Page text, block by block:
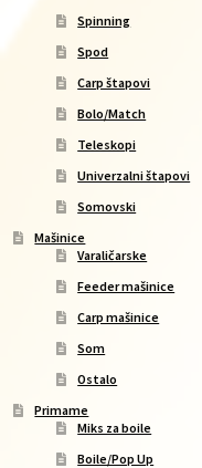
Spinning
Spod
Carp štapovi
Bolo/Match
Teleskopi
Univerzalni štapovi
Somovski
Mašinice
Varaličarske
Feeder mašinice
Carp mašinice
Som
Ostalo
Primame
Miks za boile
Boile/Pop Up